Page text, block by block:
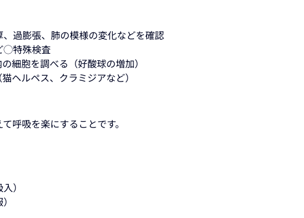
過膨張、肺の模様の変化などを確認
◯特殊検査
細胞を調べる（好酸球の増加）
ヘルペス、クラミジアなど）
呼吸を楽にすることです。
）